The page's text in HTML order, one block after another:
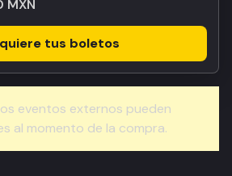
tus boletos
eventos externos pueden
al momento de la compra.